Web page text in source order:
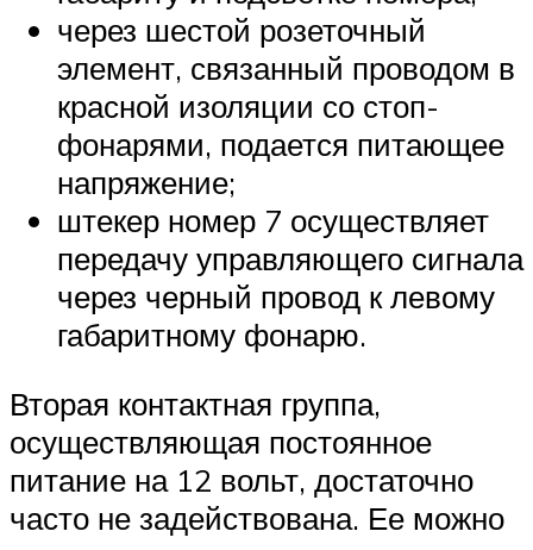
через шестой розеточный
элемент, связанный проводом в
красной изоляции со стоп-
фонарями, подается питающее
напряжение;
штекер номер 7 осуществляет
передачу управляющего сигнала
через черный провод к левому
габаритному фонарю.
Вторая контактная группа,
осуществляющая постоянное
питание на 12 вольт, достаточно
часто не задействована. Ее можно